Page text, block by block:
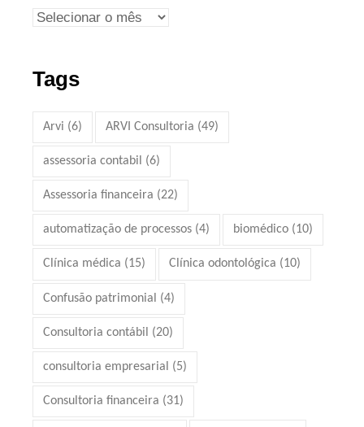
Tags
Arvi (6) ARVI Consultoria (49)
assessoria contabil (6)
Assessoria financeira (22)
automatização de processos (4) biomédico (10)
Clínica médica (15) Clínica odontológica (10)
Confusão patrimonial (4)
Consultoria contábil (20)
consultoria empresarial (5)
Consultoria financeira (31)